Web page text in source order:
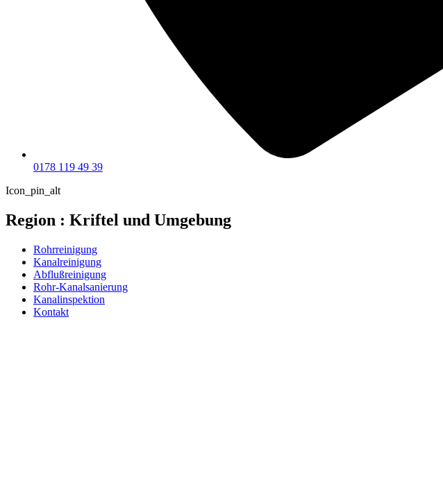
0178 119 49 39
Icon_pin_alt
Region : Kriftel und Umgebung
Rohrreinigung
Kanalreinigung
Abflußreinigung
Rohr-Kanalsanierung
Kanalinspektion
Kontakt